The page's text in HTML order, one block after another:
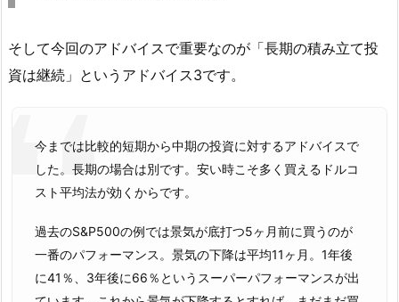
そして今回のアドバイスで重要なのが「長期の積み立て投
資は継続」というアドバイス3です。
今までは比較的短期から中期の投資に対するアドバイスで
した。長期の場合は別です。安い時こそ多く買えるドルコ
スト平均法が効くからです。
過去のS&P500の例では景気が底打つ5ヶ月前に買うのが
一番のパフォーマンス。景気の下降は平均11ヶ月。1年後
に41％、3年後に66％というスーパーパフォーマンスが出